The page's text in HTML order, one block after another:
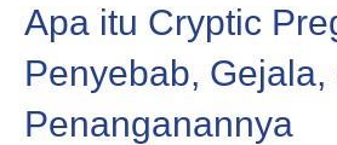
Apa itu Cryptic
Penyebab, Gejala,
Penanganannya